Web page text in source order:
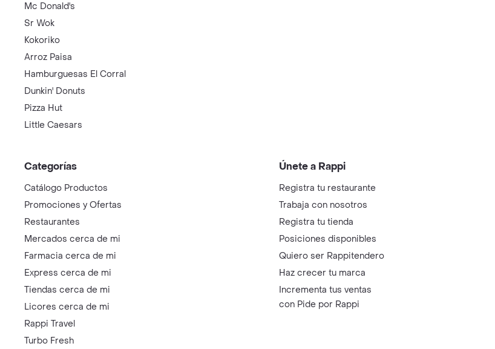
Mc Donald's
Sr Wok
Kokoriko
Arroz Paisa
Hamburguesas El Corral
Dunkin' Donuts
Pizza Hut
Little Caesars
Categorías
Catálogo Productos
Promociones y Ofertas
Restaurantes
Mercados cerca de mi
Farmacia cerca de mi
Express cerca de mi
Tiendas cerca de mi
Licores cerca de mi
Rappi Travel
Turbo Fresh
Únete a Rappi
Registra tu restaurante
Trabaja con nosotros
Registra tu tienda
Posiciones disponibles
Quiero ser Rappitendero
Haz crecer tu marca
Incrementa tus ventas
con Pide por Rappi